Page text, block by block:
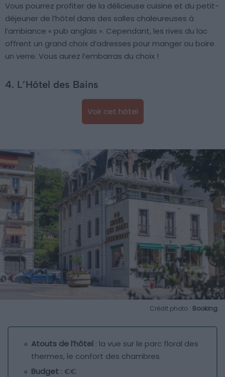
Vous pourrez profiter de la délicieuse cuisine et du petit-
déjeuner de l’hôtel dans des salles chaleureuses à
l’ambiance « pub anglais ». Cependant, les rives du lac
offrent un grand choix d’adresses pour manger ou boire
un verre. Vous aurez l’embarras du choix !
4. L’Hôtel des Bains
Voir cet hôtel
Crédit photo : Booking
Atouts de l’hôtel : la vue sur le parc floral des
thermes, le confort des chambres
Budget : €€